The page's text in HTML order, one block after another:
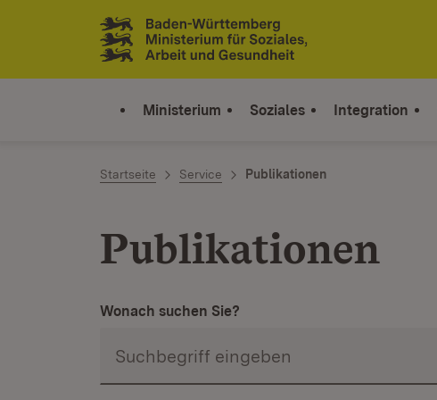
Zum Inhalt springen
Link zur Startseite
Ministerium Soziales Integration
Startseite Service Publikationen
Publikationen
Wonach suchen Sie?